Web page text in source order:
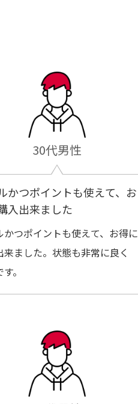
30代男性
かつポイントも使えて、お
入出来ました
かつポイントも使えて、お得に
来ました。状態も非常に良く
。